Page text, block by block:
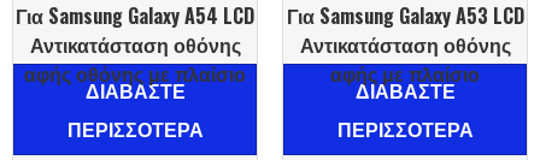
Για Samsung Galaxy A54 LCD
Αντικατάσταση οθόνης
αφής οθόνης με πλαίσιο
ΔΙΑΒΆΣΤΕ
ΠΕΡΙΣΣΌΤΕΡΑ
Για Samsung Galaxy A53 LCD
Αντικατάσταση οθόνης
αφής με πλαίσιο
ΔΙΑΒΆΣΤΕ
ΠΕΡΙΣΣΌΤΕΡΑ